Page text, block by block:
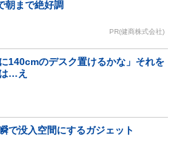
朝まで絶好調
PR(健商株式会社)
140cmのデスク置けるかな」それを
…え
で没入空間にするガジェット